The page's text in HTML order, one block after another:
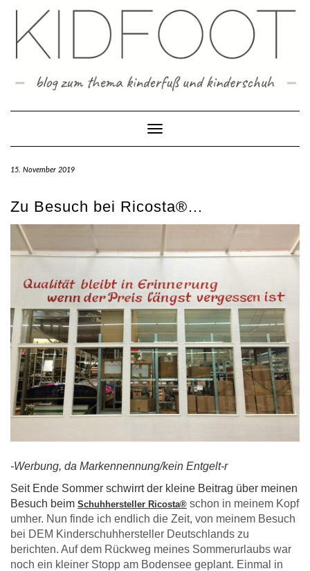
content
Toggle Navigation
15. November 2019
Zu Besuch bei Ricosta®…
-Werbung, da Markennennung/kein Entgelt-r
Seit Ende Sommer schwirrt der kleine Beitrag über meinen
Besuch beim Schuhhersteller Ricosta® schon in meinem Kopf
umher. Nun finde ich endlich die Zeit, von meinem Besuch
bei DEM Kinderschuhhersteller Deutschlands zu
berichten. Auf dem Rückweg meines Sommerurlaubs war
noch ein kleiner Stopp am Bodensee geplant. Einmal in